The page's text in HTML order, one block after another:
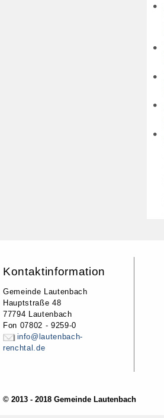
Kontaktinformation
Gemeinde Lautenbach
Hauptstraße 48
77794 Lautenbach
Fon 07802 - 9259-0
info@lautenbach-
renchtal.de
© 2013 - 2018 Gemeinde Lautenbach